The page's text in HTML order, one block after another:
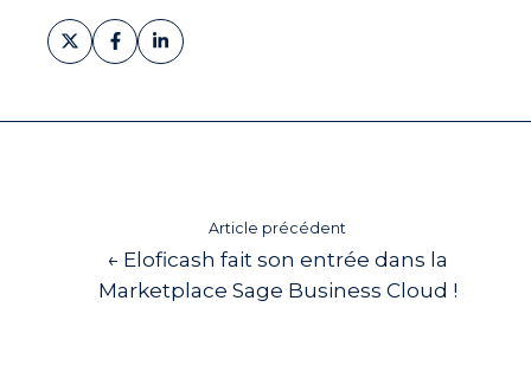
Partager
sur
Partager
sur
Partager
sur
Article précédent
← Eloficash fait son entrée dans la
Marketplace Sage Business Cloud !